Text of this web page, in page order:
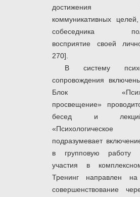
достижения
коммуникативных
собеседника
восприятие своей
270].
В систему
сопровождения
Блок
просвещение»
бесед и
«Психологическое
подразумевает
в групповую работу
участия в
Тренинг направлен на
совершенствование